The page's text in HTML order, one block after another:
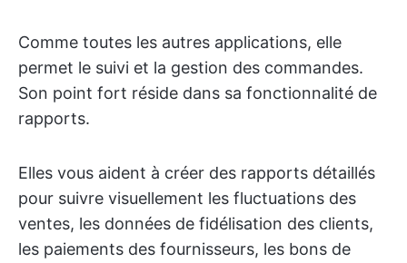
Comme toutes les autres applications, elle
permet le suivi et la gestion des commandes.
Son point fort réside dans sa fonctionnalité de
rapports.
Elles vous aident à créer des rapports détaillés
pour suivre visuellement les fluctuations des
ventes, les données de fidélisation des clients,
les paiements des fournisseurs, les bons de